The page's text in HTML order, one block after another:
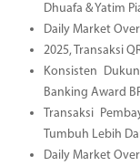
Dhuafa & Yatim
Daily Market
2025, Transaksi
Konsisten
Banking Award
Transaksi
Tumbuh Lebih
Daily Market